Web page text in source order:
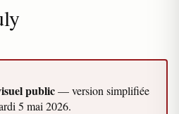
public— version simplifiée
5 mai 2026.